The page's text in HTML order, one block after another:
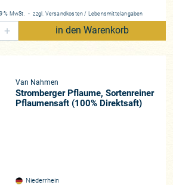
% MwSt.・zzgl. Versandkosten / Lebensmittelangaben
+ in den Warenkorb
Van Nahmen
Stromberger Pflaume, Sortenreiner
Pflaumensaft (100% Direktsaft)
Niederrhein